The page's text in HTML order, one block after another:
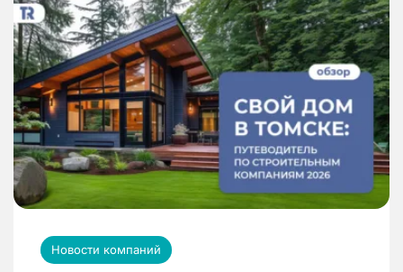
Новости компаний